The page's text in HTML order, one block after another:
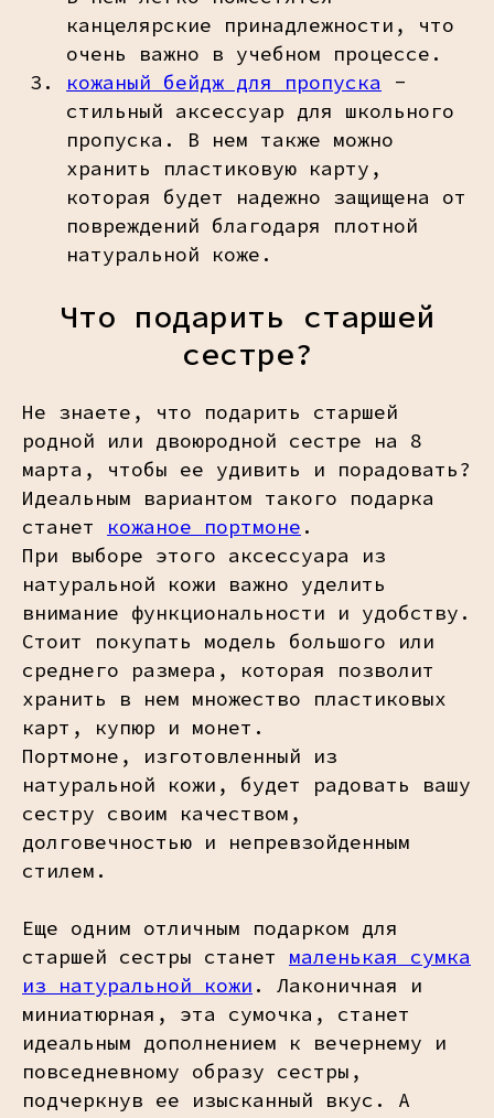
канцелярские принадлежности, что
очень важно в учебном процессе.
кожаный бейдж для пропуска -
стильный аксессуар для школьного
пропуска. В нем также можно
хранить пластиковую карту,
которая будет надежно защищена от
повреждений благодаря плотной
натуральной коже.
Что подарить старшей
сестре?
Не знаете, что подарить старшей
родной или двоюродной сестре на 8
марта, чтобы ее удивить и порадовать?
Идеальным вариантом такого подарка
станет кожаное портмоне .
При выборе этого аксессуара из
натуральной кожи важно уделить
внимание функциональности и удобству.
Стоит покупать модель большого или
среднего размера, которая позволит
хранить в нем множество пластиковых
карт, купюр и монет.
Портмоне, изготовленный из
натуральной кожи, будет радовать вашу
сестру своим качеством,
долговечностью и непревзойденным
стилем.
Еще одним отличным подарком для
старшей сестры станет маленькая сумка
из натуральной кожи . Лаконичная и
миниатюрная, эта сумочка, станет
идеальным дополнением к вечернему и
повседневному образу сестры,
подчеркнув ее изысканный вкус. А